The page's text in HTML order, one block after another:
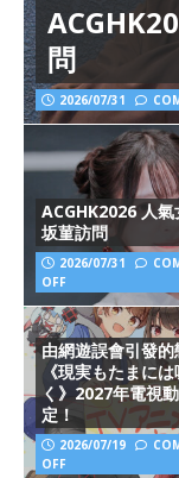
問
2026/07/31
ACGHK2026 人
坂菫訪問
2026/07/31
OFF
由網遊誤會引發
《現実もたまに
く》2027年電視
定！
2026/07/19
OFF